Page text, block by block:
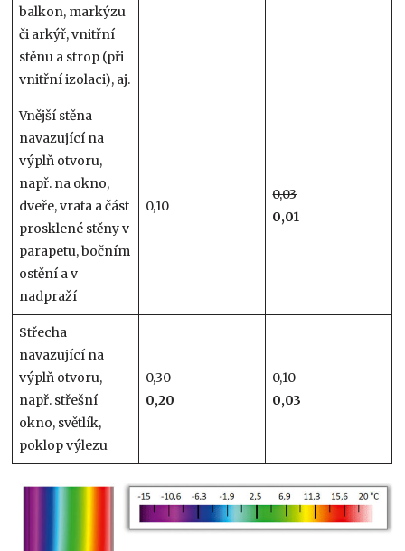
balkon, markýzu
či arkýř, vnitřní
stěnu a strop (při
vnitřní izolaci), aj.
Vnější stěna
navazující na
výplň otvoru,
např. na okno,
dveře, vrata a část
prosklené stěny v
parapetu, bočním
ostění a v
nadpraží
0,10
0,03
0,01
Střecha
navazující na
výplň otvoru,
např. střešní
okno, světlík,
poklop výlezu
0,30
0,20
0,10
0,03